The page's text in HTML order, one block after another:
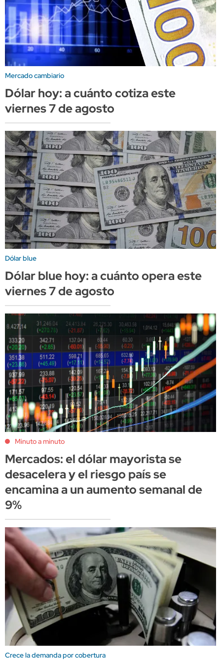
Mercado cambiario
Dólar hoy: a cuánto cotiza este
viernes 7 de agosto
Dólar blue
Dólar blue hoy: a cuánto opera este
viernes 7 de agosto
Minuto a minuto
Mercados: el dólar mayorista se
desacelera y el riesgo país se
encamina a un aumento semanal de
9%
Crece la demanda por cobertura